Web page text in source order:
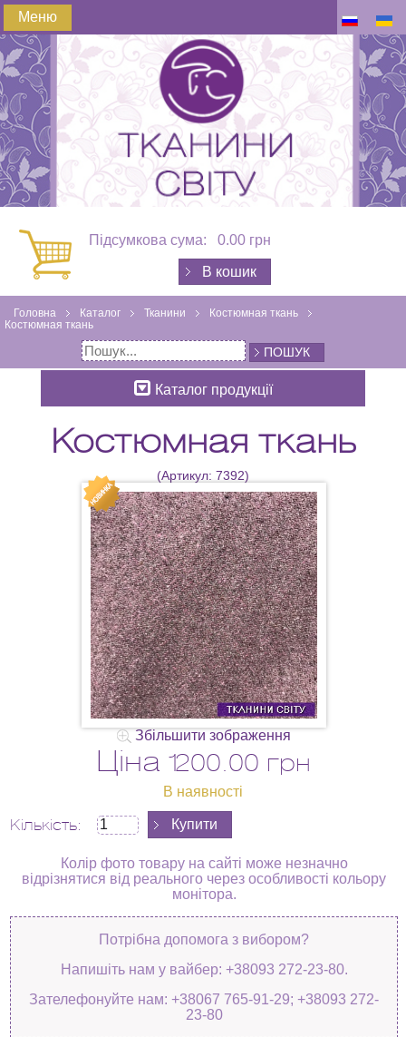
Меню
Підсумкова сума: 0.00 грн
В кошик
Головна Каталог Тканини
Костюмная ткань
Костюмная ткань
ПОШУК
Каталог продукції
Костюмная ткань
(Артикул: 7392)
Збільшити зображення
Ціна 1200.00 грн
В наявності
Кількість:
Колір фото товару на сайті може незначно
відрізнятися від реального через особливості кольору
монітора.
Потрібна допомога з вибором?
Напишіть нам у вайбер: +38093 272-23-80.
Зателефонуйте нам: +38067 765-91-29; +38093 272-
23-80